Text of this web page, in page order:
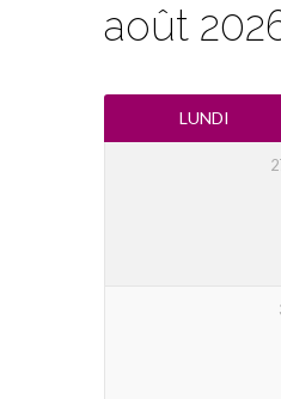
août
LUNDI